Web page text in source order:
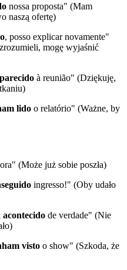
nossa proposta" (Mam
naszą ofertę)
, posso explicar novamente"
mogę wyjaśnić
à reunião" (Dziękuję,
lido o relatório" (Ważne, by
(Może już sobie poszła)
ingresso!" (Oby udało
acontecido de verdade" (Nie
visto o show" (Szkoda, że